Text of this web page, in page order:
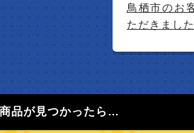
鳥栖市のお
ただきまし
品が見つかったら…